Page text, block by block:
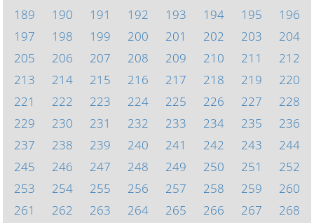
189
190 191 192 193 194 195
196
197
198 199 200 201 202 203
204
205
206 207 208 209 210 211
212
213
214 215 216 217 218 219
220
221
222 223 224 225 226 227
228
229
230 231 232 233 234 235
236
237
238 239 240 241 242 243
244
245
246 247 248 249 250 251
252
253
254 255 256 257 258 259
260
261
262 263 264 265 266 267
268